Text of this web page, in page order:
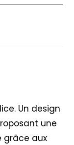
Un design
une
grâce aux